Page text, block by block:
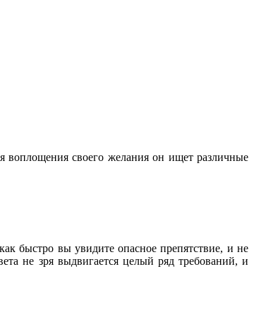
воплощения своего желания он ищет различные
быстро вы увидите опасное препятствие, и не
не зря выдвигается целый ряд требований, и